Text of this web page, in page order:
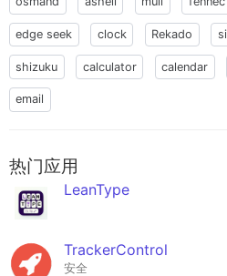
edge seek clock Rekado
shizuku calculator calendar
email
热门应用
LeanType
TrackerControl
安全